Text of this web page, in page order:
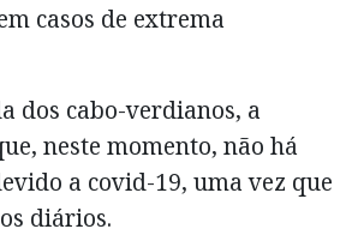
casos de extrema
dos cabo-verdianos, a
neste momento, não há
a covid-19, uma vez que
diários.